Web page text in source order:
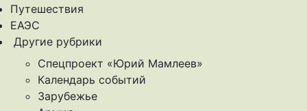
Путешествия
ЕАЭС
Другие рубрики
Спецпроект «Юрий Мамлеев»
Календарь событий
Зарубежье